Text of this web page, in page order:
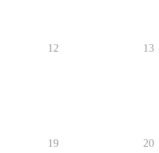
12 13
19 20